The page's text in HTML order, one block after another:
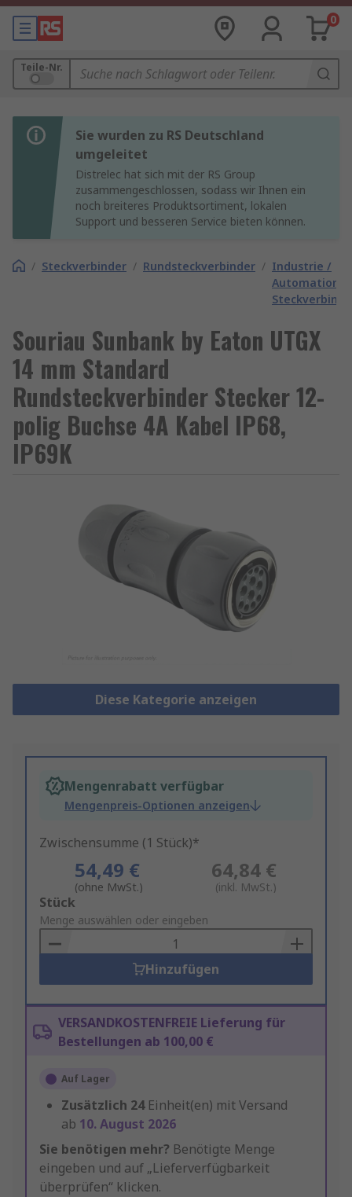
0
Teile-Nr.
Sie wurden zu RS Deutschland
umgeleitet
Distrelec hat sich mit der RS Group
zusammengeschlossen, sodass wir Ihnen ein
noch breiteres Produktsortiment, lokalen
Support und besseren Service bieten können.
/ Steckverbinder / Rundsteckverbinder / Industrie /
Automation
Souriau Sunbank by Eaton UTGX
14 mm Standard
Rundsteckverbinder Stecker 12-
polig Buchse 4A Kabel IP68,
IP69K
Diese Kategorie anzeigen
Mengenrabatt verfügbar
Mengenpreis-Optionen anzeigen
Zwischensumme (1 Stück)*
54,49 €
(ohne MwSt.)
64,84 €
(inkl. MwSt.)
Add
to
Basket
Stück
Menge auswählen oder eingeben
Hinzufügen
VERSANDKOSTENFREIE Lieferung für
Bestellungen ab 100,00 €
Auf Lager
Zusätzlich 24 Einheit(en) mit Versand
ab 10. August 2026
Sie benötigen mehr? Benötigte Menge
eingeben und auf „Lieferverfügbarkeit
überprüfen“ klicken.